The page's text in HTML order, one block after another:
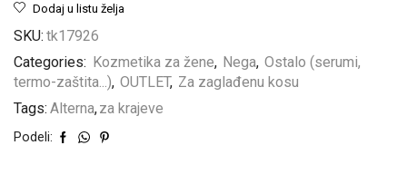
Dodaj u listu želja
SKU: tk17926
Categories: Kozmetika za žene, Nega, Ostalo (serumi,
termo-zaštita...), OUTLET, Za zaglađenu kosu
Tags: Alterna,za krajeve
Podeli:
Linija za jači pol. Oseti snagu preparata!